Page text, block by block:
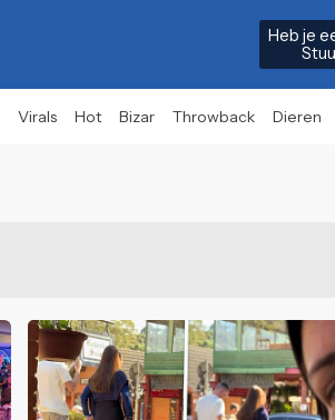
Heb je
Virals Hot Bizar Throwback Dieren